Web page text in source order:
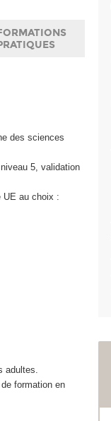
des sciences
5, validation
UE au choix :
adultes.
formation en